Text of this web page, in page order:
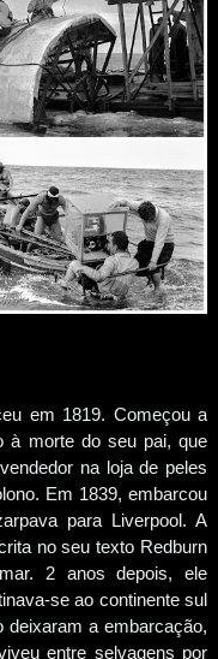
em 1819. Começou a
à morte do seu pai, que
na loja de peles
Em 1839, embarcou
para Liver­pool. A
no seu texto Redburn
2 anos depois, ele
se ao continente sul
deixaram a embarcação,
entre selvagens por